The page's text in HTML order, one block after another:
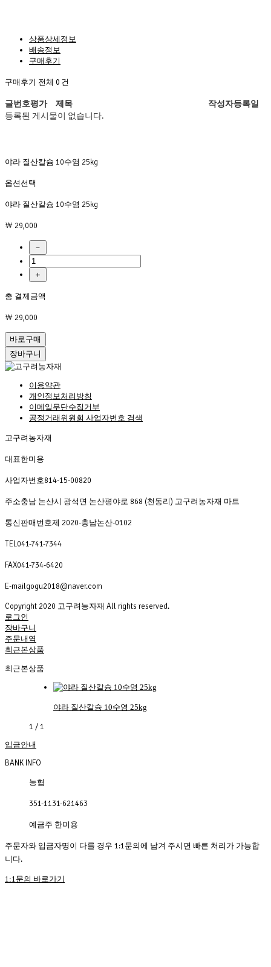
상품상세정보
배송정보
구매후기
구매후기 전체 0 건
야라 질산칼슘 10수염 25kg
옵션선택
야라 질산칼슘 10수염 25kg
￦ 29,000
－
＋
총 결제금액
￦ 29,000
바로구매
장바구니
이용약관
개인정보처리방침
이메일무단수집거부
공정거래위원회 사업자번호 검색
고구려농자재
대표한미용
사업자번호814-15-00820
주소충남 논산시 광석면 논산평야로 868 (천동리) 고구려농자재 마트
통신판매번호제 2020-충남논산-0102
TEL041-741-7344
FAX041-734-6420
E-mailgogu2018@naver.com
Copyright 2020 고구려농자재 All rights reserved.
로그인
장바구니
주문내역
최근본상품
최근본상품
야라 질산칼슘 10수염 25kg
1 /1
입금안내
BANK INFO
농협
351-1131-621463
예금주 한미용
주문자와 입금자명이 다를 경우 1:1문의에 남겨 주시면 빠른 처리가 가능합
니다.
1:1문의 바로가기